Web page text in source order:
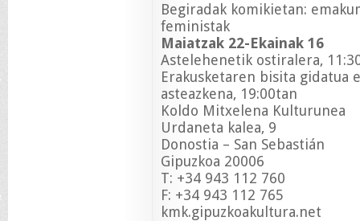
Begiradak komikietan:
feministak
Maiatzak 22-Ekainak 16
Astelehenetik ostiralera,
Erakusketaren bisita gidatua
asteazkena, 19:00tan
Koldo Mitxelena Kulturunea
Urdaneta kalea, 9
Donostia – San Sebastián
Gipuzkoa 20006
T: +34 943 112 760
F: +34 943 112 765
kmk.gipuzkoakultura.net